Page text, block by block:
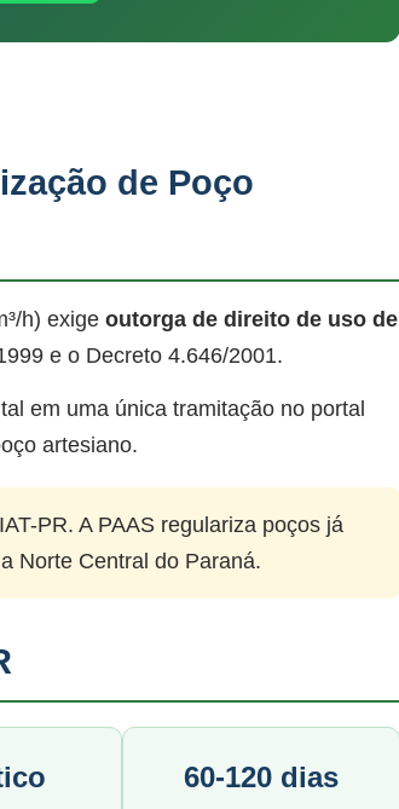
de Poço
h) exige outorga de direito de uso de
e o Decreto 4.646/2001.
em uma única tramitação no portal
artesiano.
PR. A PAAS regulariza poços já
Norte Central do Paraná.
60-120 dias